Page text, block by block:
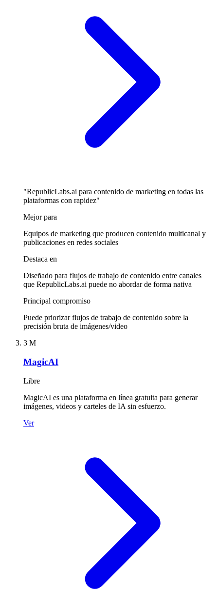
"RepublicLabs.ai para contenido de marketing en todas las
plataformas con rapidez"
Mejor para
Equipos de marketing que producen contenido multicanal y
publicaciones en redes sociales
Destaca en
Diseñado para flujos de trabajo de contenido entre canales
que RepublicLabs.ai puede no abordar de forma nativa
Principal compromiso
Puede priorizar flujos de trabajo de contenido sobre la
precisión bruta de imágenes/video
3 M
MagicAI
Libre
MagicAI es una plataforma en línea gratuita para generar
imágenes, videos y carteles de IA sin esfuerzo.
Ver